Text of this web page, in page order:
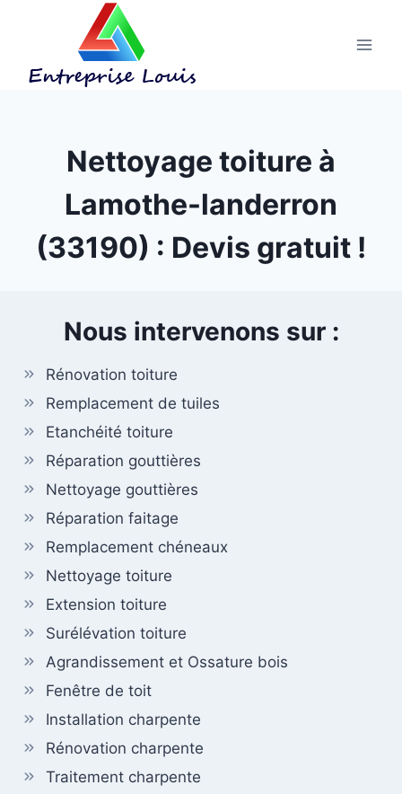
Nettoyage toiture à
Lamothe-landerron
(33190) : Devis gratuit !
Nous intervenons sur :
Rénovation toiture
Remplacement de tuiles
Etanchéité toiture
Réparation gouttières
Nettoyage gouttières
Réparation faitage
Remplacement chéneaux
Nettoyage toiture
Extension toiture
Surélévation toiture
Agrandissement et Ossature bois
Fenêtre de toit
Installation charpente
Rénovation charpente
Traitement charpente